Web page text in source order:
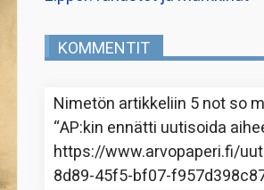
KOMMENTIT
Nimetön artikkeliin 5 not so
“AP:kin ennätti uutisoida
https://www.arvopaperi.fi/
8d89-45f5-bf07-